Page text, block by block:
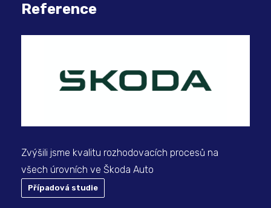
Reference
Zvýšili jsme kvalitu rozhodovacích procesů na
všech úrovních ve Škoda Auto
Případová studie